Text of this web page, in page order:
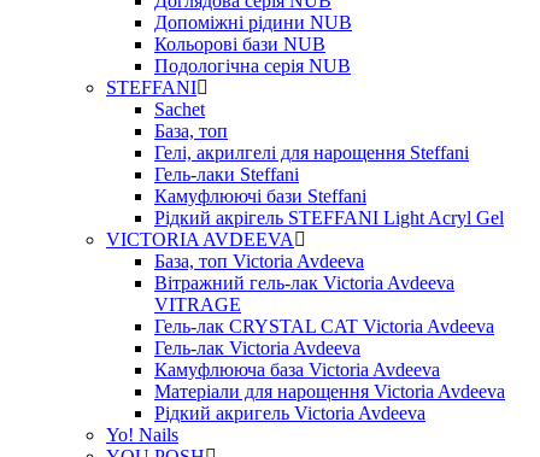
Допоміжні рідини NUB
Кольорові бази NUB
Подологічна серія NUB
STEFFANI
Sachet
База, топ
Гелі, акрилгелі для нарощення Steffani
Гель-лаки Steffani
Камуфлюючі бази Steffani
Рідкий акрігель STEFFANI Light Acryl Gel
VICTORIA AVDEEVA
База, топ Victoria Avdeeva
Вітражний гель-лак Victoria Avdeeva
VITRAGE
Гель-лак CRYSTAL CAT Victoria Avdeeva
Гель-лак Victoria Avdeeva
Камуфлююча база Victoria Avdeeva
Матеріали для нарощення Victoria Avdeeva
Рідкий акригель Victoria Avdeeva
Yo! Nails